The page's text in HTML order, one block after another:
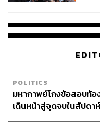
POLITICS
มหากาพย์โกงข้อสอบท้อ
เดินหน้าสู่จุดจบในสัปดา